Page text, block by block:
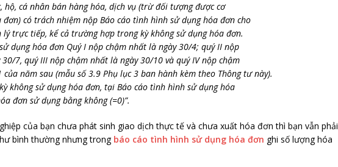
hộ, cá nhân bán hàng hóa, dịch vụ (trừ đối tượng được cơ
đơn) có trách nhiệm nộp Báo cáo tình hình sử dụng hóa đơn cho
lý trực tiếp, kể cả trường hợp trong kỳ không sử dụng hóa đơn.
dụng hóa đơn Quý I nộp chậm nhất là ngày 30/4; quý II nộp
7, quý III nộp chậm nhất là ngày 30/10 và quý IV nộp chậm
năm sau (mẫu số 3.9 Phụ lục 3 ban hành kèm theo Thông tư này).
không sử dụng hóa đơn, tại Báo cáo tình hình sử dụng hóa
đơn sử dụng bằng không (=0)”.
của bạn chưa phát sinh giao dịch thực tế và chưa xuất hóa đơn thì bạn vẫn phải
bình thường nhưng trong báo cáo tình hình sử dụng hóa đơn ghi số lượng hóa